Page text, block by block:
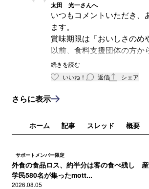
太田 光一さんへ
いつもコメントいただき、
ます。
賞味期限は「おいしさのめ
以前、食料支援団体の方か
げるなんて失礼だ」という
が、
品質が切れる日付ではない
られる食品であることを、
明日出版される新著『私た
があります。
よろしければお目通しいた
もご紹介いただけると大変
続きを読む
いいね！
返信 シェア
さらに表示
ホーム 記事 スレッド 概要
サポートメンバー限定
外食の食品ロス、約半分は客の食べ残し
学民580名が集ったmott...
2026.08.05